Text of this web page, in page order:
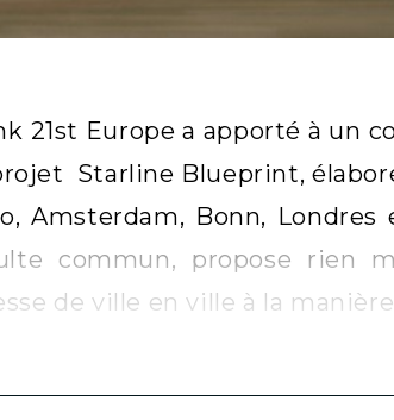
21st Europe a apporté à un
Starline Blueprint,
Amsterdam, Bonn,
commun, propose rien
de ville en ville à la